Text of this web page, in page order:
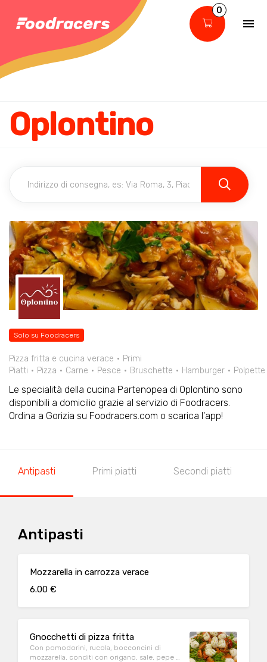
0
Oplontino
Solo su Foodracers
Pizza fritta e cucina verace
Primi
Piatti
Pizza Carne Pesce Bruschette Hamburger Polpette
Le specialità della cucina Partenopea di Oplontino sono
disponibili a domicilio grazie al servizio di Foodracers.
Ordina a Gorizia su Foodracers.com o scarica l'app!
Antipasti Primi piatti Secondi piatti
Antipasti
Mozzarella in carrozza verace
6.00 €
Gnocchetti di pizza fritta
Con pomodorini, rucola, bocconcini di
mozzarella, conditi con origano, sale, pepe e